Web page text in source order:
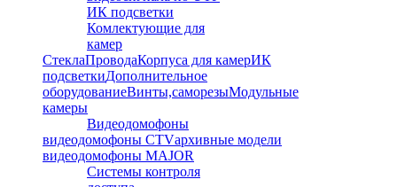
ИК подсветки
Комлектующие для
камер
СтеклаПроводаКорпуса для камерИК
подсветкиДополнительное
оборудованиеВинты,саморезыМодульные
камеры
Видеодомофоны
видеодомофоны CTVархивные модели
видеодомофоны MAJOR
Системы контроля